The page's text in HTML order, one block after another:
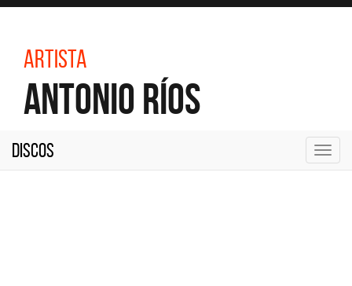
Artista
Antonio Ríos
Discos